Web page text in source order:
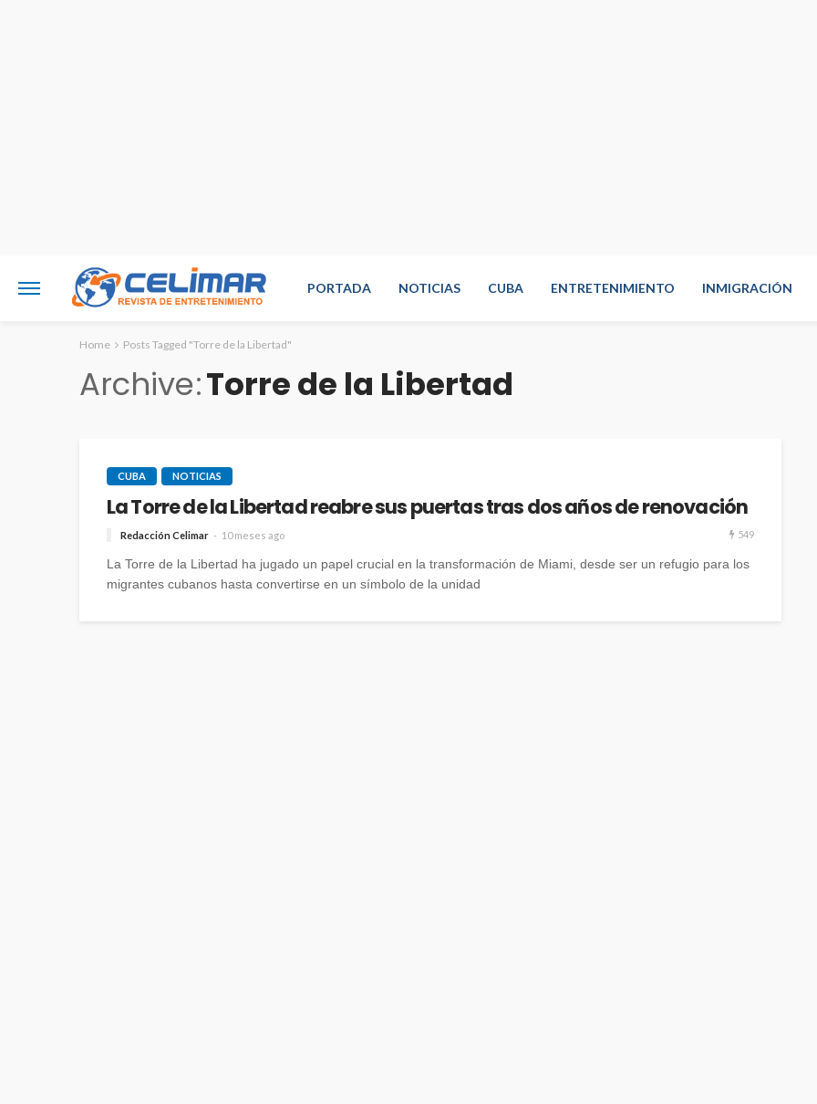
PORTADA NOTICIAS CUBA ENTRETENIMIENTO INMIGRACIÓN
Home Posts Tagged "Torre de la Libertad"
Archive Torre de la Libertad
CUBA NOTICIAS
La Torre de la Libertad reabre sus puertas tras dos años de renovación
Redacción Celimar 10 meses ago 549
La Torre de la Libertad ha jugado un papel crucial en la transformación de Miami, desde ser un refugio para los
migrantes cubanos hasta convertirse en un símbolo de la unidad